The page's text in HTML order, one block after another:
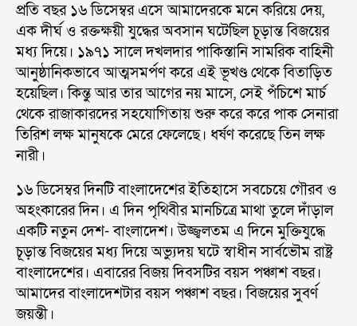
প্রতি বছর ১৬ ডিসেম্বর এসে আমাদেরকে মনে করিয়ে দেয়,
এক দীর্ঘ ও রক্তক্ষয়ী যুদ্ধের অবসান ঘটেছিল চূড়ান্ত বিজয়ের
মধ্য দিয়ে। ১৯৭১ সালে দখলদার পাকিস্তানি সামরিক বাহিনী
আনুষ্ঠানিকভাবে আত্মসমর্পণ করে এই ভূখণ্ড থেকে বিতাড়িত
হয়েছিল। কিন্তু আর তার আগের নয় মাসে, সেই পঁচিশে মার্চ
থেকে রাজাকারদের সহযোগিতায় শুরু করে করে পাক সেনারা
তিরিশ লক্ষ মানুষকে মেরে ফেলেছে। ধর্ষণ করেছে তিন লক্ষ
নারী।
১৬ ডিসেম্বর দিনটি বাংলাদেশের ইতিহাসে সবচেয়ে গৌরব ও
অহংকারের দিন। এ দিন পৃথিবীর মানচিত্রে মাথা তুলে দাঁড়াল
একটি নতুন দেশ- বাংলাদেশ। উজ্জ্বলতম এ দিনে মুক্তিযুদ্ধে
চূড়ান্ত বিজয়ের মধ্য দিয়ে অভ্যুদয় ঘটে স্বাধীন সার্বভৌম রাষ্ট্র
বাংলাদেশের। এবারের বিজয় দিবসটির বয়স পঞ্চাশ বছর।
আমাদের বাংলাদেশটার বয়স পঞ্চাশ বছর। বিজয়ের সুবর্ণ
জয়ন্তী।